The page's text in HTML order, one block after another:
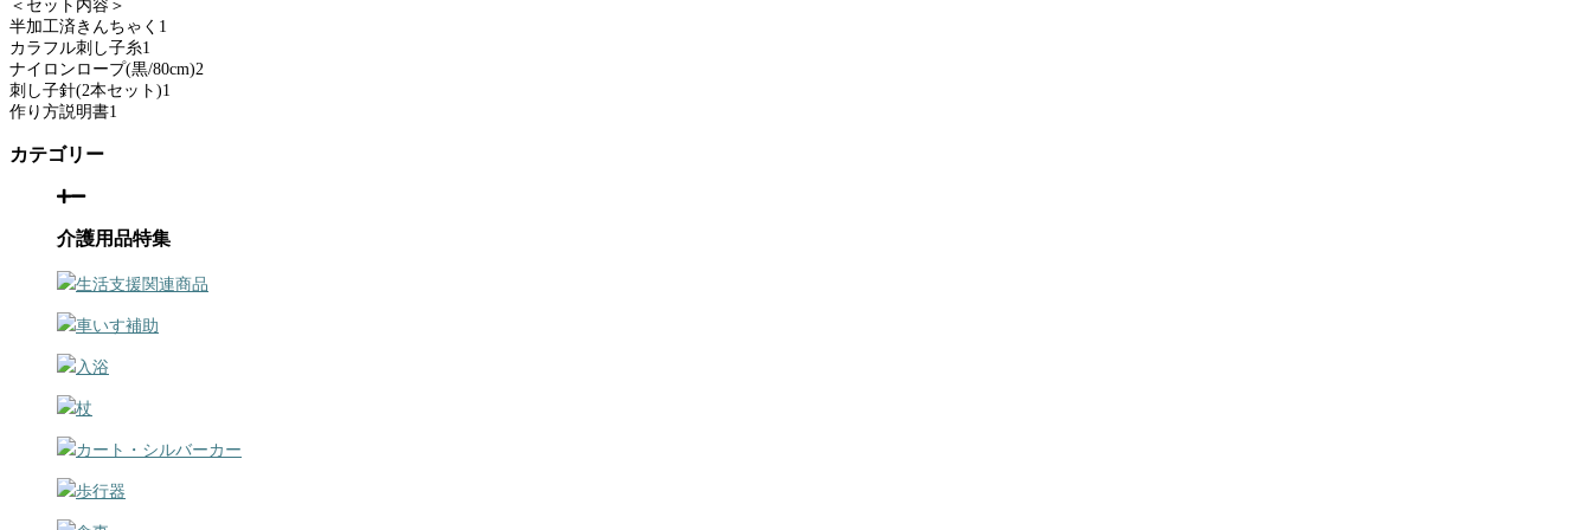
＜セット内容＞
半加工済きんちゃく1
カラフル刺し子糸1
ナイロンロープ(黒/80cm)2
刺し子針(2本セット)1
作り方説明書1
カテゴリー
介護用品特集
生活支援関連商品
車いす補助
入浴
杖
カート・シルバーカー
歩行器